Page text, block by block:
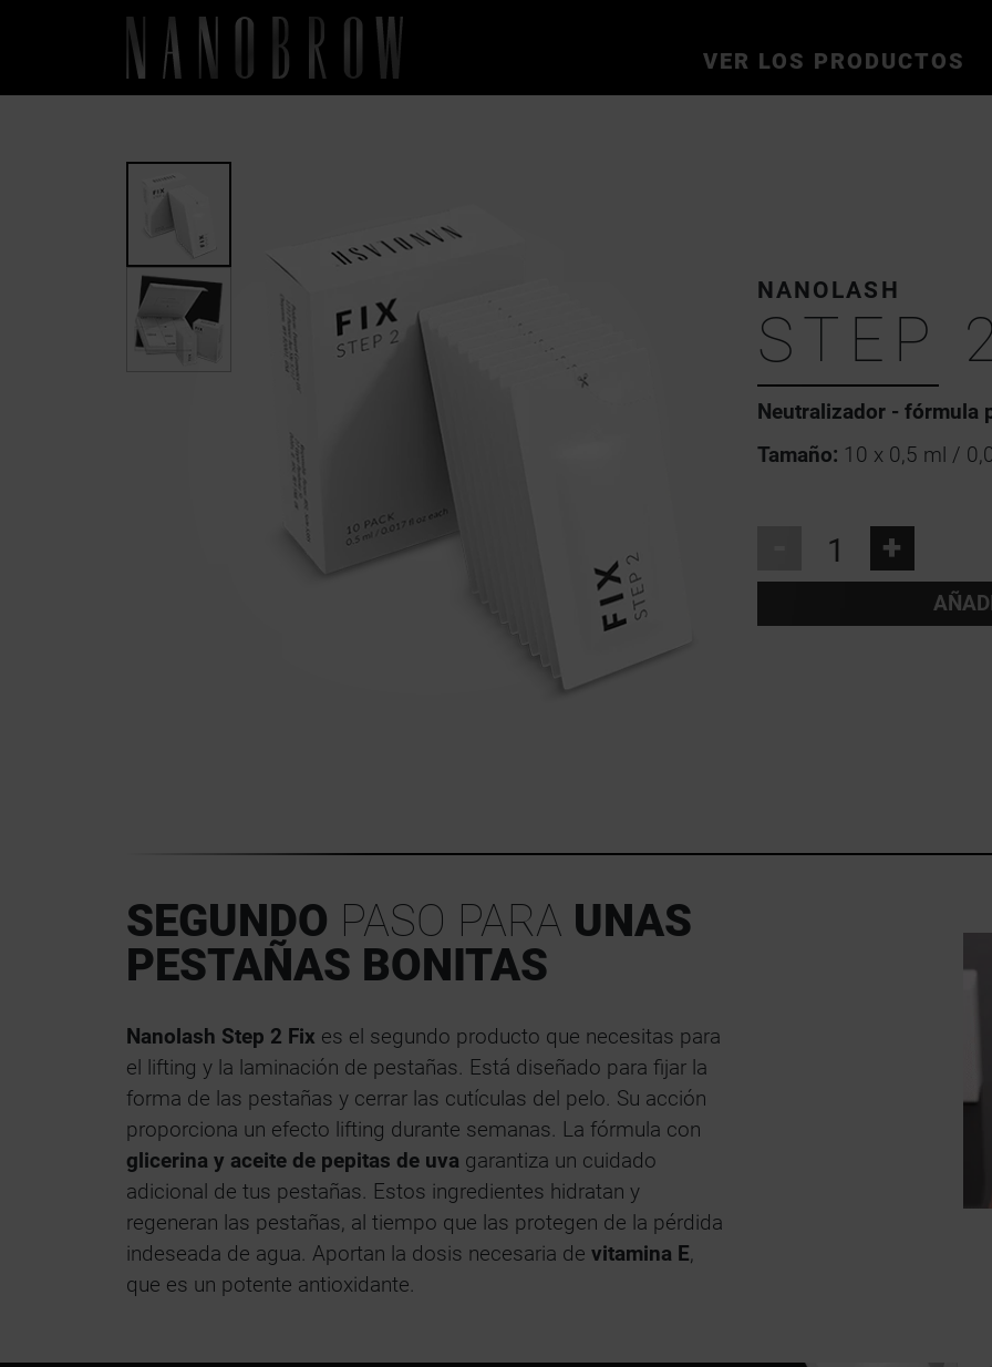
VER LOS PRODUCTOS
NANOLASH
STEP
Neutralizador - fórmula
Tamaño: 10 x 0,5 ml /
+
SEGUNDO PASO PARA UNAS
PESTAÑAS BONITAS
Nanolash Step 2 Fix es el segundo producto que necesitas para
el lifting y la laminación de pestañas. Está diseñado para fijar la
forma de las pestañas y cerrar las cutículas del pelo. Su acción
proporciona un efecto lifting durante semanas. La fórmula con
glicerina y aceite de pepitas de uva garantiza un cuidado
adicional de tus pestañas. Estos ingredientes hidratan y
regeneran las pestañas, al tiempo que las protegen de la pérdida
indeseada de agua. Aportan la dosis necesaria de vitamina E,
que es un potente antioxidante.